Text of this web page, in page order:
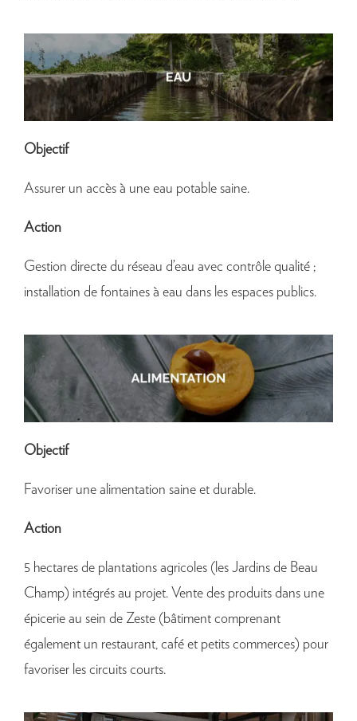
Objectif
Assurer un accès à une eau potable saine.
Action
Gestion directe du réseau d’eau avec contrôle qualité ;
installation de fontaines à eau dans les espaces publics.
Objectif
Favoriser une alimentation saine et durable.
Action
5 hectares de plantations agricoles (les Jardins de Beau
Champ) intégrés au projet. Vente des produits dans une
épicerie au sein de Zeste (bâtiment comprenant
également un restaurant, café et petits commerces) pour
favoriser les circuits courts.